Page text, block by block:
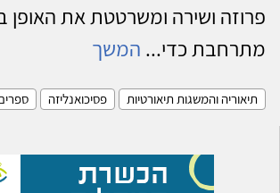
פרוזה ושירה ומשרטטת את האופן
מתרחבת כדי... המשך
תיאוריה והמשגות תיאורטיות פסיכואנליזה